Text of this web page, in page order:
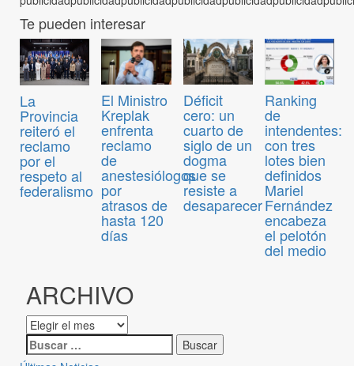
Te pueden interesar
La
Provincia
reiteró el
reclamo
por el
respeto al
federalismo
El Ministro
Kreplak
enfrenta
reclamo
de
anestesiólogos
por
atrasos de
hasta 120
días
Déficit
cero: un
cuarto de
siglo de un
dogma
que se
resiste a
desaparecer
Ranking
de
intendentes:
con tres
lotes bien
definidos
Mariel
Fernández
encabeza
el pelotón
del medio
ARCHIVO